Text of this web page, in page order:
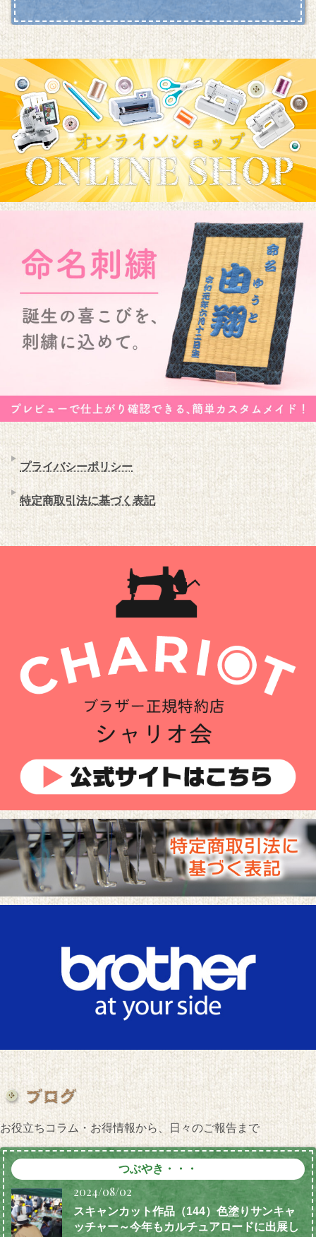
プライバシーポリシー
特定商取引法に基づく表記
お役立ちコラム・お得情報から、日々のご報告まで
つぶやき・・・
2024/08/02
スキャンカット作品（144）色塗りサンキャ
ッチャー～今年もカルチュアロードに出展し